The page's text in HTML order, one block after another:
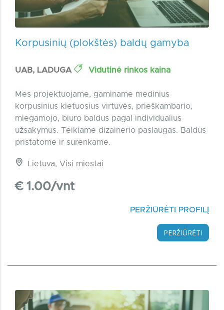
Korpusinių (plokštės) baldų gamyba
UAB, LADUGA Vidutinė rinkos kaina
Mes projektuojame, gaminame medinius
korpusinius kietuosius virtuvės, prieškambario,
miegamojo, biuro baldus pagal individualius
užsakymus. Teikiame dizainerio paslaugas. Baldus
pristatome ir surenkame.
Lietuva, Visi miestai
€ 1.00/vnt
PERŽIŪRĖTI PROFILĮ
PERŽIŪRĖTI